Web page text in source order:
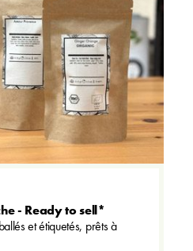
- Ready to sell*
et étiquetés, prêts à